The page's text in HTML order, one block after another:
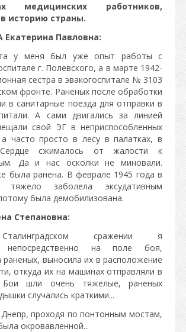
медицинских работников,
историю страны.
Павловна:
у меня был уже опыт работы с
г. Полевского, а в марте 1942-
сестра в эвакогоспитале № 3103
фронте. Раненых после обработки
в санитарные поезда для отправки в
А сами двигались за линией
свой ЭГ в неприспособленных
часто просто в лесу в палатках, в
сжималось от жалости к
Да и нас осколки не миновали.
была ранена. В феврале 1945 года в
заболела эксудативным
была демобилизована.
Степановна:
сражении я
непосредственно на поле боя,
раненых, выносила их в расположение
откуда их на машинах отправляли в
Бои шли очень тяжелые, раненых
случались краткими...
проходя по понтонным мостам,
окровавленной...